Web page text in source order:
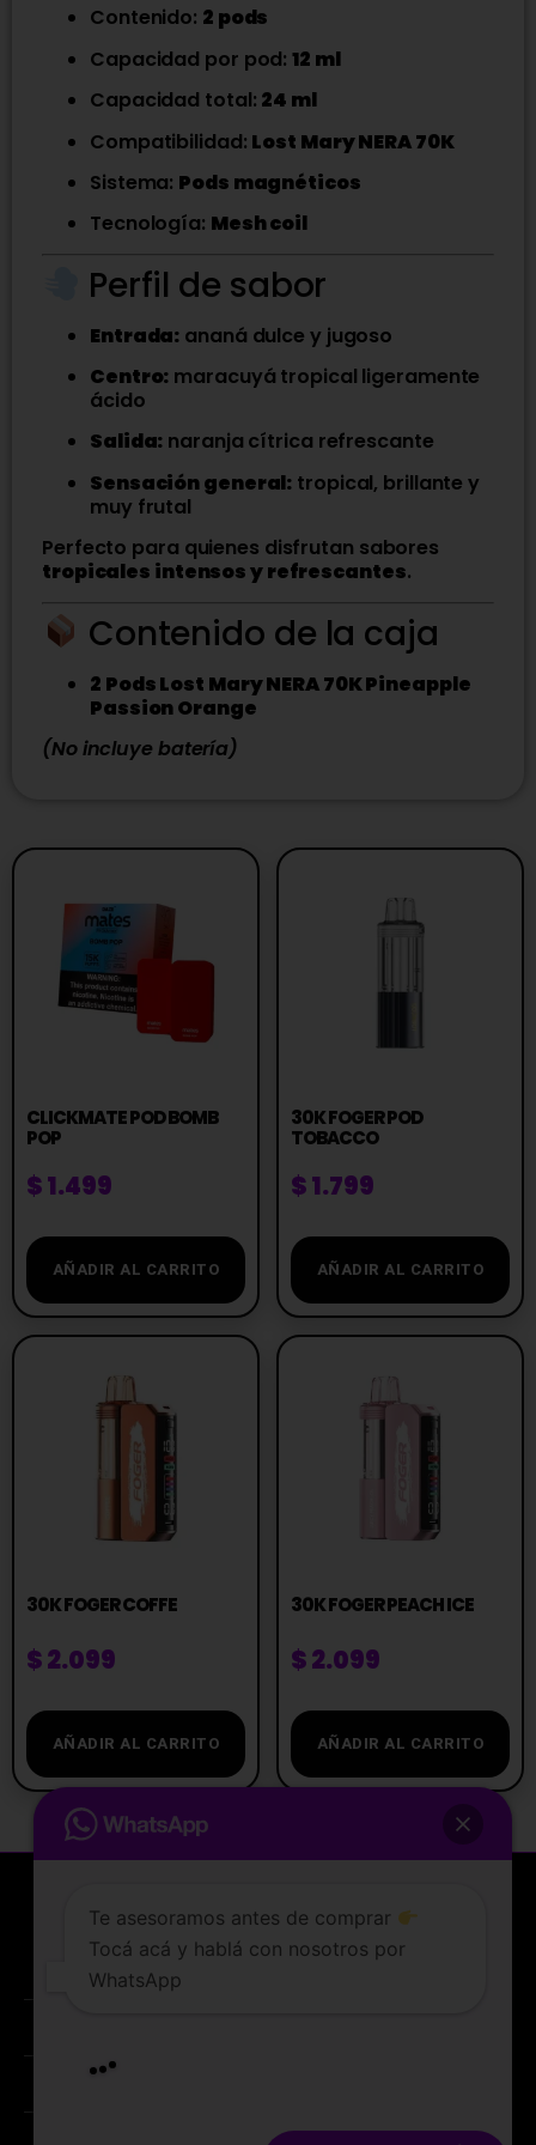
Contenido: 2 pods
Capacidad por pod:12 ml
Capacidad total: 24 ml
Compatibilidad: Lost Mary NERA 70K
Sistema: Pods magnéticos
Tecnología: Mesh coil
Perfil de sabor
Entrada: ananá dulce y jugoso
Centro: maracuyá tropical ligeramente
ácido
Salida: naranja cítrica refrescante
Sensación general: tropical, brillante y
muy frutal
Perfecto para quienes disfrutan sabores
tropicales intensos y refrescantes.
Contenido de la caja
2 Pods Lost Mary NERA 70K Pineapple
Passion Orange
(No incluye batería)
CLICKMATE POD BOMB
POP
$1.499
AÑADIR AL CARRITO
30K FOGER POD
TOBACCO
$1.799
AÑADIR AL CARRITO
30K FOGER COFFE
$2.099
AÑADIR AL CARRITO
30K FOGER PEACH ICE
$2.099
AÑADIR AL CARRITO
La tienda de vapeo mejor valorada de Uruguay.
TERMINOS Y CONDICIONES
Te asesoramos antes de comprar
Tocá acá y hablá con nosotros por
WhatsApp
Entregamos en el dia